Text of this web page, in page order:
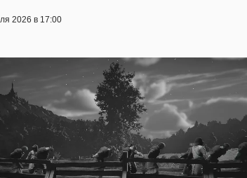
2026 в 17:00